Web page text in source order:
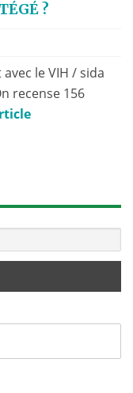
?
le VIH / sida
recense 156